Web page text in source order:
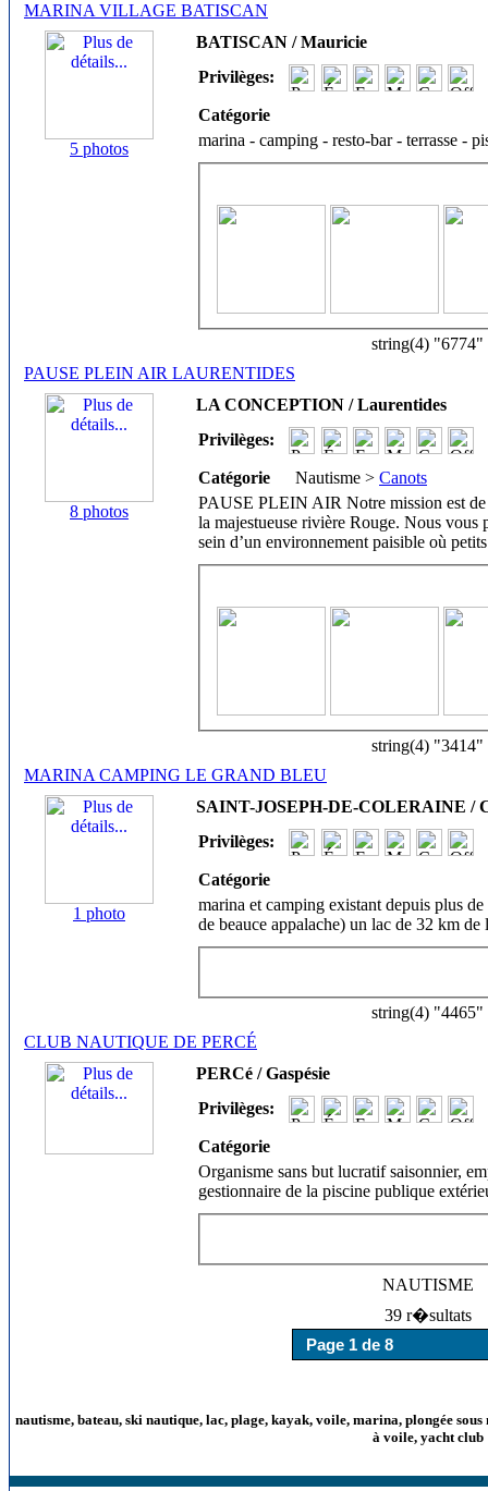
MARINA VILLAGE BATISCAN
5 photos
BATISCAN / Mauricie
Privilèges:
Catégorie
marina - camping - resto-bar - terrasse -
string(4) "6774"
PAUSE PLEIN AIR LAURENTIDES
8 photos
LA CONCEPTION / Laurentides
Privilèges:
Catégorie Nautisme > Canots
PAUSE PLEIN AIR Notre mission est
la majestueuse rivière Rouge. Nous vous
sein d’un environnement paisible où
string(4) "3414"
MARINA CAMPING LE GRAND BLEU
1 photo
SAINT-JOSEPH-DE-COLERAINE /
Privilèges:
Catégorie
marina et camping existant depuis plus
de beauce appalache) un lac de 32 km de
string(4) "4465"
CLUB NAUTIQUE DE PERCÉ
PERCé / Gaspésie
Privilèges:
Catégorie
Organisme sans but lucratif saisonnier,
gestionnaire de la piscine publique
NAUTISME
39 r�sultats
nautisme, bateau, ski nautique, lac, plage, kayak, voile, marina, plongée
à voile, yacht club